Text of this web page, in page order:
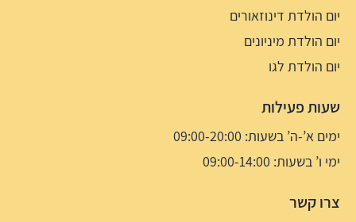
יום הולדת דינוזאורים
יום הולדת מיניונים
יום הולדת לגו
שעות פעילות
ימים א’-ה’ בשעות: 09:00-20:00
ימי ו’ בשעות: 09:00-14:00
צרו קשר